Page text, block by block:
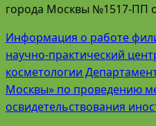
города Москвы №1517-ПП
Информация о работе
научно-практический
косметологии
Москвы» по проведению
освидетельствования